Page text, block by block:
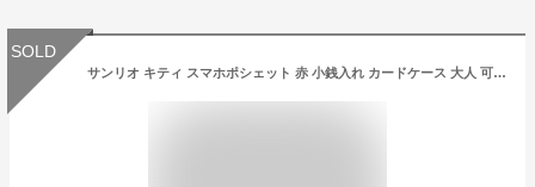
SOLD
サンリオ キティ スマホポシェット 赤 小銭入れ カードケース 大人 可愛い 【ポスト投函便・・送料無料】